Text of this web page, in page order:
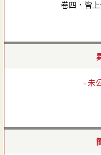
卷四．皆
- 未